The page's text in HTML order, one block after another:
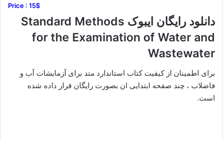
Price : 15$
دانلود رایگان ایبوک Standard Methods
for the Examination of Water and
Wastewater
برای اطمینان از کیفیت کتاب استاندارد متد برای آزمایشات آب و
فاضلاب ، چند صفحه ابتدایی ان بصورت رایگان قرار داده شده
است.